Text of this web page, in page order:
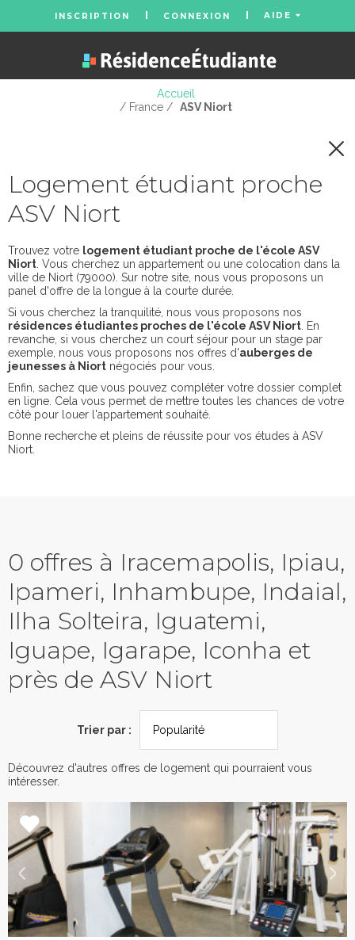
INSCRIPTION CONNEXION AIDE
Accueil
/ France / ASV Niort
Logement étudiant proche
ASV Niort
Trouvez votre logement étudiant proche de l'école ASV
Niort . Vous cherchez un appartement ou une colocation dans la
ville de Niort (79000). Sur notre site, nous vous proposons un
panel d'offre de la longue à la courte durée.
Si vous cherchez la tranquilité, nous vous proposons nos
résidences étudiantes proches de l'école ASV Niort . En
revanche, si vous cherchez un court séjour pour un stage par
exemple, nous vous proposons nos offres d'auberges de
jeunesses à Niort négociés pour vous.
Enfin, sachez que vous pouvez compléter votre dossier complet
en ligne. Cela vous permet de mettre toutes les chances de votre
côté pour louer l'appartement souhaité.
Bonne recherche et pleins de réussite pour vos études à ASV
Niort.
0 offres à Iracemapolis, Ipiau,
Ipameri, Inhambupe, Indaial,
Ilha Solteira, Iguatemi,
Iguape, Igarape, Iconha et
près de ASV Niort
Trier par :
Découvrez d'autres offres de logement qui pourraient vous
intéresser.